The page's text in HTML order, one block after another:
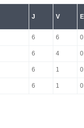
J V E
6 6 0
6 4 0
6 1 0
6 1 0